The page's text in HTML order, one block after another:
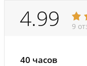
4.99 9
40 часов